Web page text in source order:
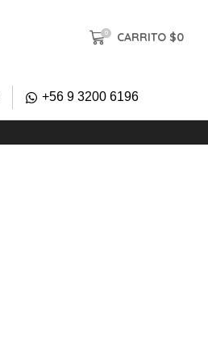
0 CARRITO $0
+56 9 3200 6196